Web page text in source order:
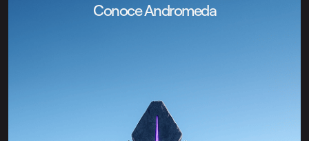
Conoce Andromeda